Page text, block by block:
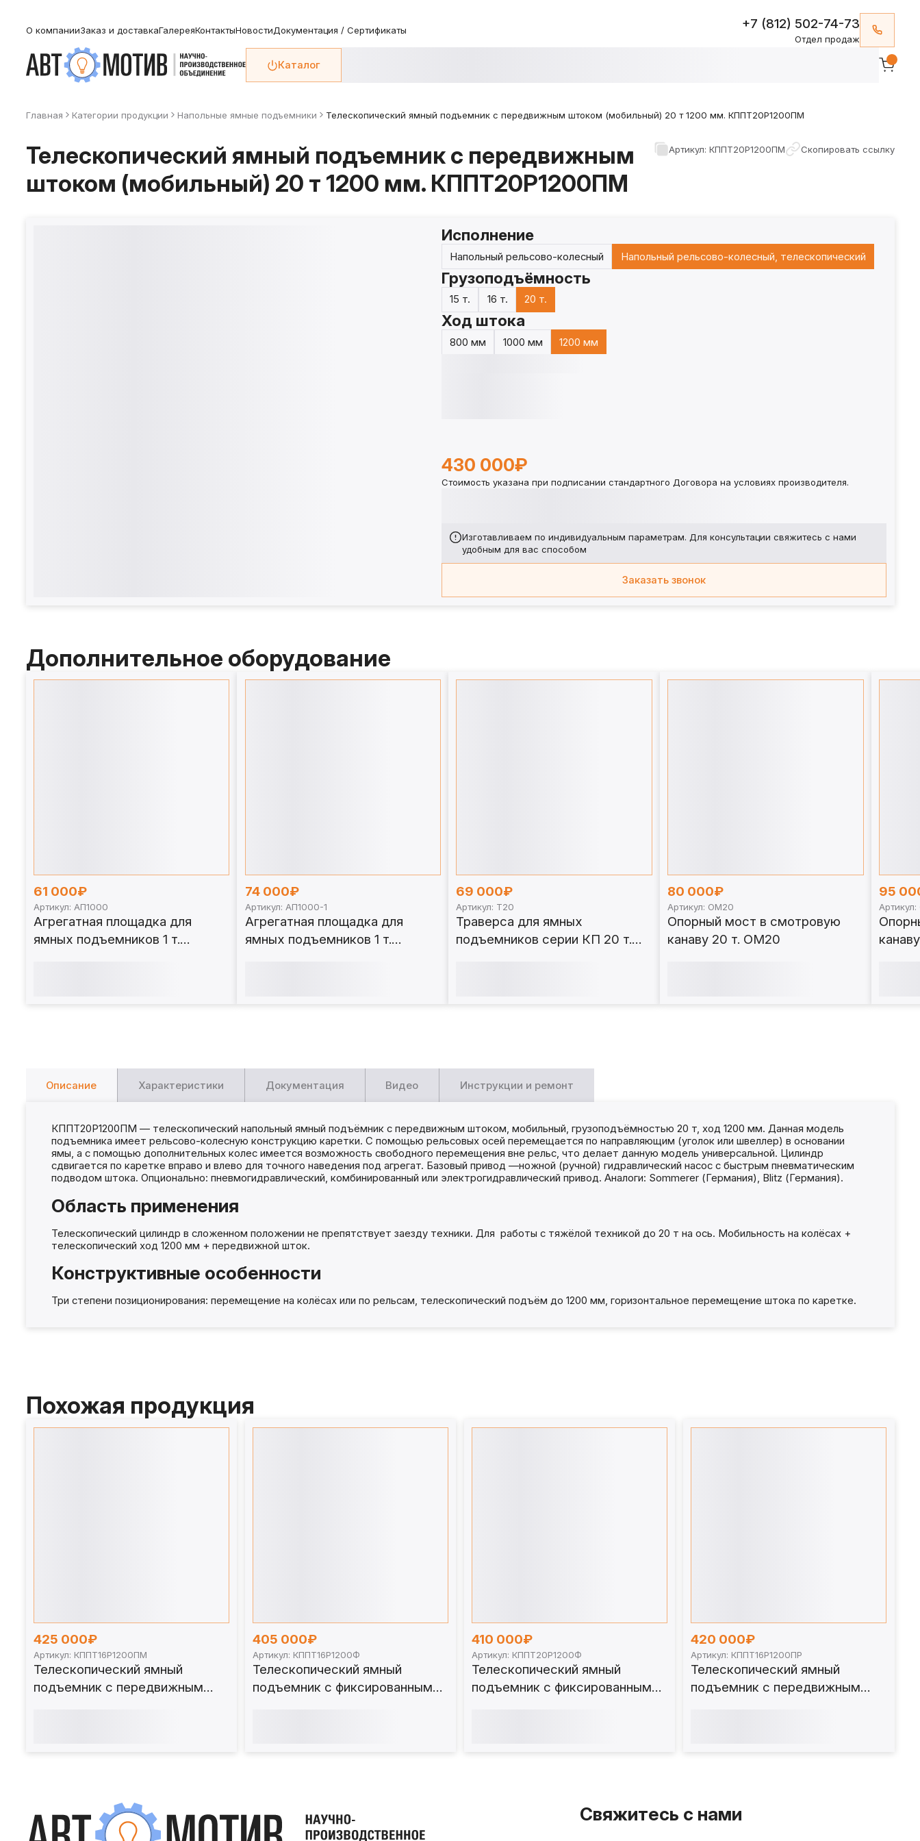
О компанииЗаказ и доставкаГалереяКонтактыНовостиДокументация / Сертификаты +7 (812) 502-74-73
Отдел продаж
Каталог
Главная Категории продукции Напольные ямные подъемники Телескопический ямный подъемник с передвижным штоком (мобильный) 20 т 1200 мм. КППТ20Р1200ПМ
Телескопический ямный подъемник с передвижным
штоком (мобильный) 20 т 1200 мм. КППТ20Р1200ПМ
Артикул: КППТ20Р1200ПМ Скопировать ссылку
Исполнение
Напольный рельсово-колесный Напольный рельсово-колесный, телескопический
Грузоподъёмность
15 т. 16 т. 20 т.
Ход штока
800 мм 1000 мм 1200 мм
430 000₽
Стоимость указана при подписании стандартного Договора на условиях производителя.
Изготавливаем по индивидуальным параметрам. Для консультации свяжитесь с нами
удобным для вас способом
Заказать звонок
Дополнительное оборудование
61 000₽
Артикул: АП1000
Агрегатная площадка для
ямных подъемников 1 т.
74 000₽
Артикул: АП1000-1
Агрегатная площадка для
ямных подъемников 1 т.
69 000₽
Артикул: Т20
Траверса для ямных
подъемников серии КП 20 т.
80 000₽
Артикул: ОМ20
Опорный мост в смотровую
канаву 20 т. ОМ20
95
Описание Характеристики Документация Видео Инструкции и ремонт
КППТ20Р1200ПМ — телескопический напольный ямный подъёмник с передвижным штоком, мобильный, грузоподъёмностью 20 т, ход 1200 мм. Данная модель
подъемника имеет рельсово-колесную конструкцию каретки. С помощью рельсовых осей перемещается по направляющим (уголок или швеллер) в основании
ямы, а с помощью дополнительных колес имеется возможность свободного перемещения вне рельс, что делает данную модель универсальной. Цилиндр
сдвигается по каретке вправо и влево для точного наведения под агрегат. Базовый привод —ножной (ручной) гидравлический насос с быстрым пневматическим
подводом штока. Опционально: пневмогидравлический, комбинированный или электрогидравлический привод. Аналоги: Sommerer (Германия), Blitz (Германия).
Область применения
Телескопический цилиндр в сложенном положении не препятствует заезду техники. Для работы с тяжёлой техникой до 20 т на ось. Мобильность на колёсах +
телескопический ход 1200 мм + передвижной шток.
Конструктивные особенности
Три степени позиционирования: перемещение на колёсах или по рельсам, телескопический подъём до 1200 мм, горизонтальное перемещение штока по каретке.
Похожая продукция
425 000₽
Артикул: КППТ16Р1200ПМ
Телескопический ямный
подъемник с передвижным
405 000₽
Артикул: КППТ16Р1200Ф
Телескопический ямный
подъемник с фиксированным
410 000₽
Артикул: КППТ20Р1200Ф
Телескопический ямный
подъемник с фиксированным
420 000₽
Артикул: КППТ16Р1200ПР
Телескопический ямный
подъемник с передвижным
Свяжитесь с нами